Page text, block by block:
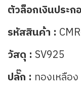
ตัวล็อกเงินประ
รหัสสินค้า :
วัสดุ : SV925
ปลั๊ก : ทองเหลือง